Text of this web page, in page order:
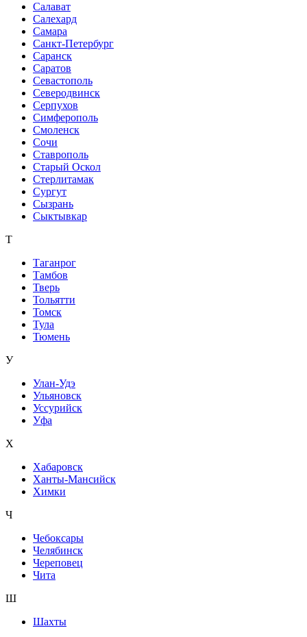
Салават
Салехард
Самара
Санкт-Петербург
Саранск
Саратов
Севастополь
Северодвинск
Серпухов
Симферополь
Смоленск
Сочи
Ставрополь
Старый Оскол
Стерлитамак
Сургут
Сызрань
Сыктывкар
Т
Таганрог
Тамбов
Тверь
Тольятти
Томск
Тула
Тюмень
У
Улан-Удэ
Ульяновск
Уссурийск
Уфа
Х
Хабаровск
Ханты-Мансийск
Химки
Ч
Чебоксары
Челябинск
Череповец
Чита
Ш
Шахты